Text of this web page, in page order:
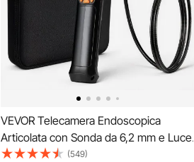
VEVOR Telecamera Endoscopica
Articolata con Sonda da 6,2 mm e Luce,
Rotazione a 360° in 4 Direzioni,
(549)